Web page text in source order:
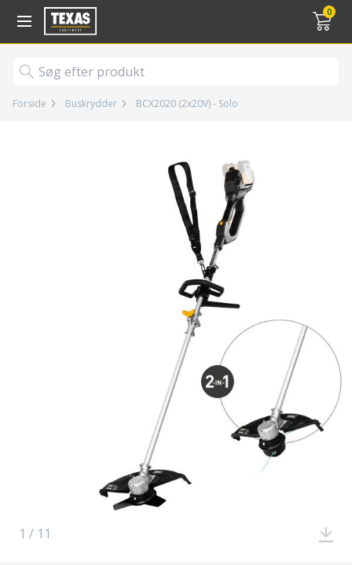
0
Gå til kurv (
Forside Buskrydder BCX2020 (2x20V) - Solo
1 / 11